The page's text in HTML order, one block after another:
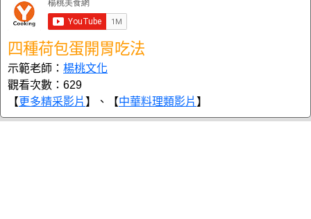
四種荷包蛋開胃吃法
示範老師： 楊桃文化
觀看次數：629
【更多精采影片 】、【中華料理類影片 】